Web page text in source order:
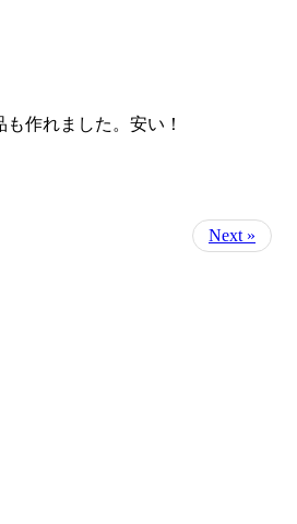
作れました。安い！
Next »